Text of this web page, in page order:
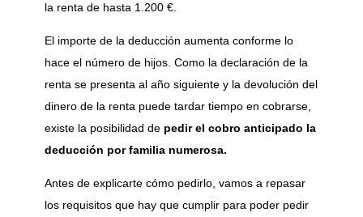
la renta de hasta 1.200 €.
El importe de la deducción aumenta conforme lo
hace el número de hijos. Como la declaración de la
renta se presenta al año siguiente y la devolución del
dinero de la renta puede tardar tiempo en cobrarse,
existe la posibilidad depedir el cobro anticipado la
deducción por familia numerosa.
Antes de explicarte cómo pedirlo, vamos a repasar
los requisitos que hay que cumplir para poder pedir